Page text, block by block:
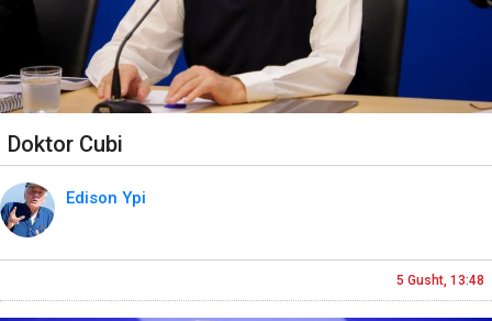
Doktor Cubi
Edison Ypi
5 Gusht, 13:48